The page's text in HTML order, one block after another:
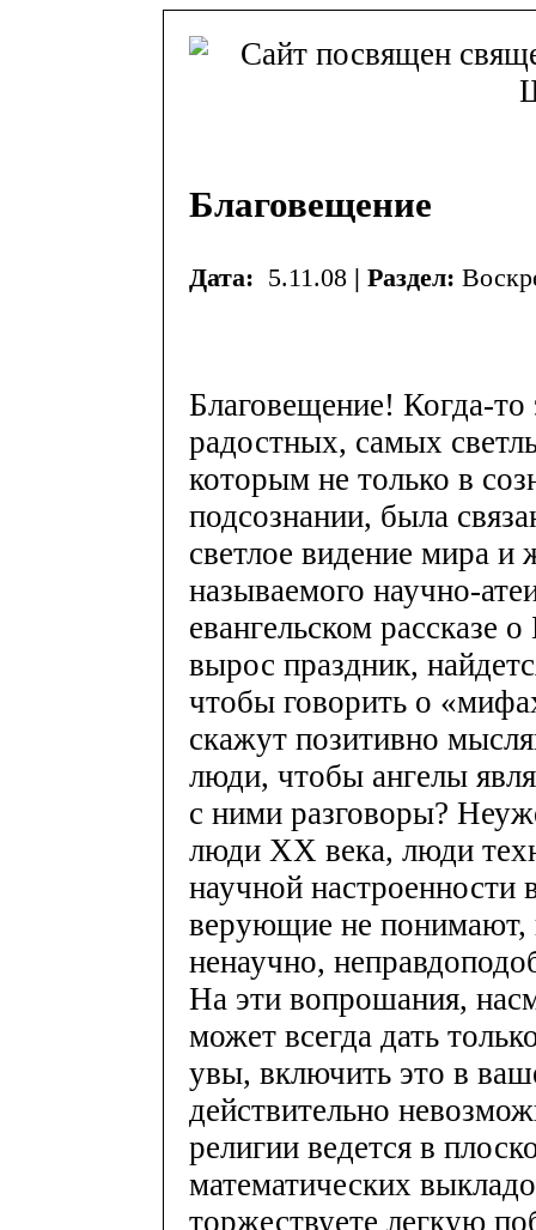
Благовещение
Дата: 5.11.08| Раздел:
Благовещение! Когда-
радостных, самых
которым не только в
подсознании, была
светлое видение мира и
называемого научно-
евангельском рассказе
вырос праздник,
чтобы говорить о
скажут позитивно
люди, чтобы ангелы
с ними разговоры?
люди XX века, люди
научной настроенности
верующие не понимают,
ненаучно,
На эти вопрошания,
может всегда дать
увы, включить это в
действительно
религии ведется в
математических
торжествуете легкую